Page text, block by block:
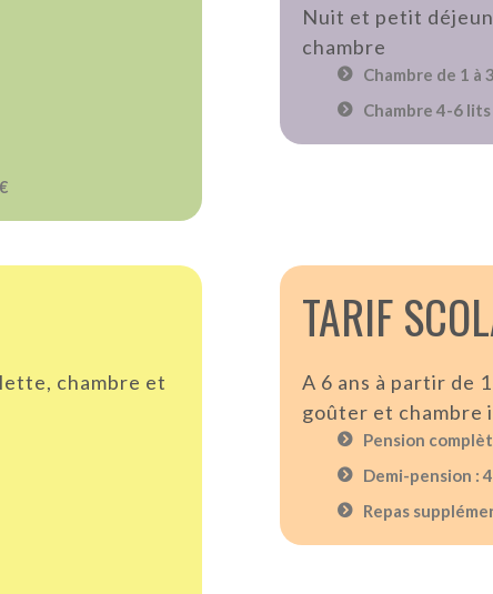
Nuit et petit
chambre
Chambre de 1 à
Chambre 4-6 lits
chambre et
TARIF
A 6 ans à partir de
goûter et chambre
Pension
Demi-pension :
Repas